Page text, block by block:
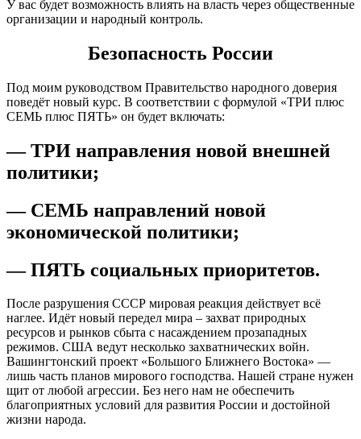
У вас будет возможность влиять на власть через общественные
организации и народный контроль.
Безопасность России
Под моим руководством Правительство народного доверия
поведёт новый курс. В соответствии с формулой «ТРИ плюс
СЕМЬ плюс ПЯТЬ» он будет включать:
— ТРИ направления новой внешней
политики;
— СЕМЬ направлений новой
экономической политики;
— ПЯТЬ социальных приоритетов.
После разрушения СССР мировая реакция действует всё
наглее. Идёт новый передел мира – захват природных
ресурсов и рынков сбыта с насаждением прозападных
режимов. США ведут несколько захватнических войн.
Вашингтонский проект «Большого Ближнего Востока» —
лишь часть планов мирового господства. Нашей стране нужен
щит от любой агрессии. Без него нам не обеспечить
благоприятных условий для развития России и достойной
жизни народа.